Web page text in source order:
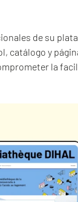
de su
catálogo y
la